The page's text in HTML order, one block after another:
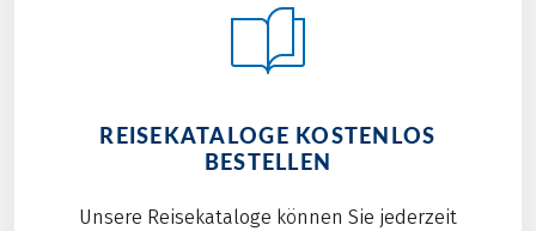
REISEKATALOGE KOSTENLOS
BESTELLEN
Unsere Reisekataloge können Sie jederzeit